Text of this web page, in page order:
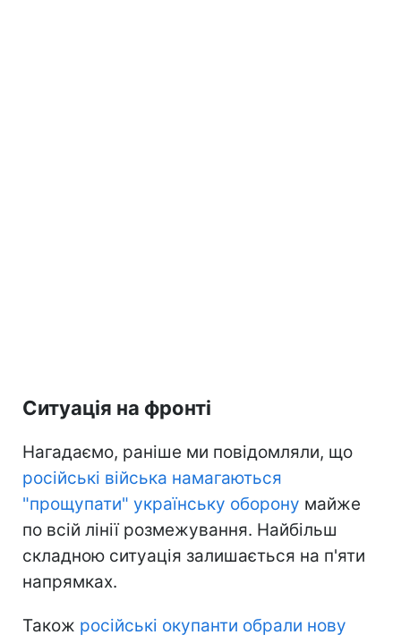
Ситуація на фронті
Нагадаємо, раніше ми повідомляли, що
російські війська намагаються
"прощупати" українську оборону майже
по всій лінії розмежування. Найбільш
складною ситуація залишається на п'яти
напрямках.
Також російські окупанти обрали нову